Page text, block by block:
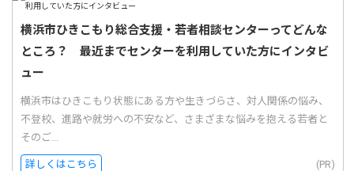
横浜市ひきこもり総合支援・若者相談センターってどんな
ところ？ 最近までセンターを利用していた方にインタビ
ュー
横浜市はひきこもり状態にある方や生きづらさ、対人関係の悩み、
不登校、進路や就労への不安など、さまざまな悩みを抱える若者と
そのご...
詳しくはこちら (PR)